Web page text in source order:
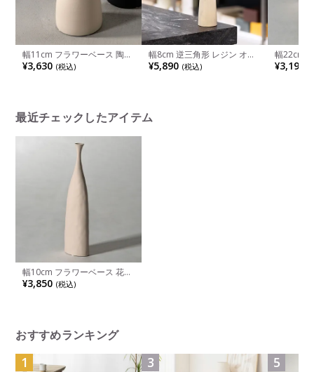
幅11cm フラワーベース 陶器
花器 オブジェ インテリア雑
貨 花瓶 一輪挿し 花びん おし
¥3,630 (税込)
幅8cm 逆三角形 レジン オブ
ジェ インテリア 雑貨 置物 デ
ィスプレイ 小物 おしゃれ ア
¥5,890 (税込)
幅22cm
陶器 花入
し 花びん
¥3,190
最近チェックしたアイテム
幅10cm フラワーベース 花瓶
陶器 花入れ オブジェ 一輪挿
し 花びん おしゃれ 花器 イン
¥3,850 (税込)
おすすめランキング
1 3 5